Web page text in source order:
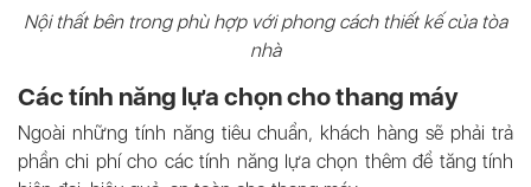
Nội thất bên trong phù hợp với phong cách thiết kế của tòa
nhà
Các tính năng lựa chọn cho thang máy
Ngoài những tính năng tiêu chuẩn, khách hàng sẽ phải trả
phần chi phí cho các tính năng lựa chọn thêm để tăng tính